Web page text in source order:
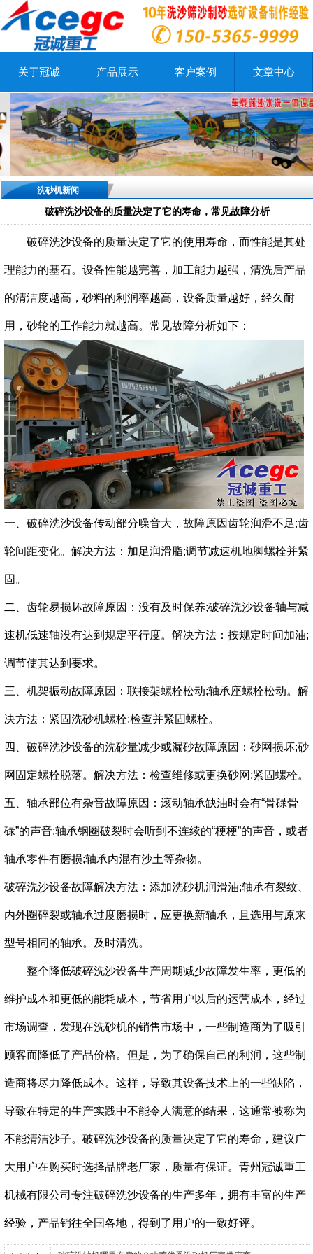
关于冠诚 产品展示 客户案例 文章中心
洗砂机新闻
破碎洗沙设备的质量决定了它的寿命，常见故障分析
破碎洗沙设备的质量决定了它的使用寿命，而性能是其处
理能力的基石。设备性能越完善，加工能力越强，清洗后产品
的清洁度越高，砂料的利润率越高，设备质量越好，经久耐
用，砂轮的工作能力就越高。常见故障分析如下：
一、破碎洗沙设备传动部分噪音大，故障原因齿轮润滑不足;齿
轮间距变化。解决方法：加足润滑脂;调节减速机地脚螺栓并紧
固。
二、齿轮易损坏故障原因：没有及时保养;破碎洗沙设备轴与减
速机低速轴没有达到规定平行度。解决方法：按规定时间加油;
调节使其达到要求。
三、机架振动故障原因：联接架螺栓松动;轴承座螺栓松动。解
决方法：紧固洗砂机螺栓;检查并紧固螺栓。
四、破碎洗沙设备的洗砂量减少或漏砂故障原因：砂网损坏;砂
网固定螺栓脱落。解决方法：检查维修或更换砂网;紧固螺栓。
五、轴承部位有杂音故障原因：滚动轴承缺油时会有“骨碌骨
碌”的声音;轴承钢圈破裂时会听到不连续的“梗梗”的声音，或者
轴承零件有磨损;轴承内混有沙土等杂物。
破碎洗沙设备故障解决方法：添加洗砂机润滑油;轴承有裂纹、
内外圈碎裂或轴承过度磨损时，应更换新轴承，且选用与原来
型号相同的轴承。及时清洗。
整个降低破碎洗沙设备生产周期减少故障发生率，更低的
维护成本和更低的能耗成本，节省用户以后的运营成本，经过
市场调查，发现在洗砂机的销售市场中，一些制造商为了吸引
顾客而降低了产品价格。但是，为了确保自己的利润，这些制
造商将尽力降低成本。这样，导致其设备技术上的一些缺陷，
导致在特定的生产实践中不能令人满意的结果，这通常被称为
不能清洁沙子。破碎洗沙设备的质量决定了它的寿命，建议广
大用户在购买时选择品牌老厂家，质量有保证。青州冠诚重工
机械有限公司专注破碎洗沙设备的生产多年，拥有丰富的生产
经验，产品销往全国各地，得到了用户的一致好评。